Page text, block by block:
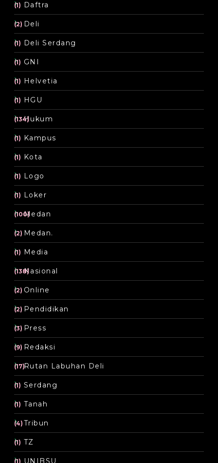
Daftra
(1)
Deli
(2)
Deli Serdang
(1)
GNI
(1)
Helvetia
(1)
HGU
(1)
Hukum
(134)
Kampus
(1)
Kota
(1)
Logo
(1)
Loker
(1)
Medan
(100)
Medan.
(2)
Media
(1)
Nasional
(138)
Online
(2)
Pendidikan
(2)
Press
(3)
Redaksi
(9)
Rutan Labuhan Deli
(17)
Serdang
(1)
Tanah
(1)
Tribun
(4)
TZ
(1)
UNIBSU
(1)